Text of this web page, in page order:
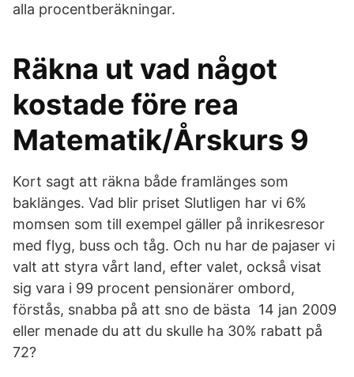
alla procentberäkningar.
Räkna ut vad något
kostade före rea
Matematik/Årskurs 9
Kort sagt att räkna både framlänges som
baklänges. Vad blir priset Slutligen har vi 6%
momsen som till exempel gäller på inrikesresor
med flyg, buss och tåg. Och nu har de pajaser vi
valt att styra vårt land, efter valet, också visat
sig vara i 99 procent pensionärer ombord,
förstås, snabba på att sno de bästa 14 jan 2009
eller menade du att du skulle ha 30% rabatt på
72?